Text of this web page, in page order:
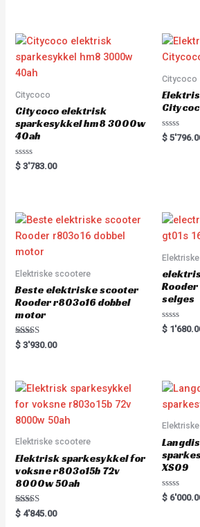
o
u
o
f
5
o
u
t
o
5
Citycoco
Citycoco elektrisk
sparkesykkel hm8 3000w
40ah
R
a
o
u
t
o
f
5
$ 3'783.00
Citycoco
R
a
o
f
$
Elektriske scootere
Beste elektriske scooter
Rooder r803o16 dobbel
motor
Rated
5.00
$ 3'930.00
selges
R
a
u
t
o
f
$
Elektriske scootere
Elektrisk sparkesykkel for
voksne r803o15b 72v
8000w 50ah
Rated
5.00
$ 4'845.00
XS09
R
a
$